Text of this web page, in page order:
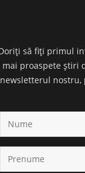
să fiți primul
mai proaspete știri
newsletterul